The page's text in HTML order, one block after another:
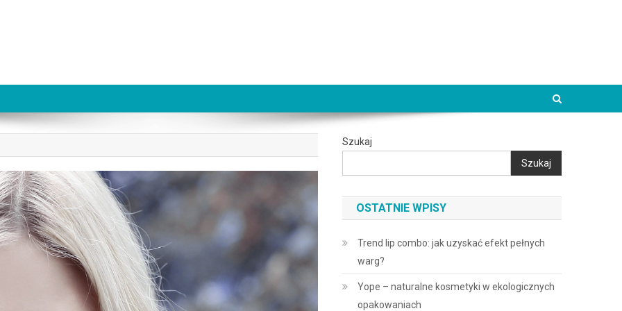
Szukaj
Szukaj
OSTATNIE WPISY
Trend lip combo: jak uzyskać efekt pełnych
warg?
Yope – naturalne kosmetyki w ekologicznych
opakowaniach